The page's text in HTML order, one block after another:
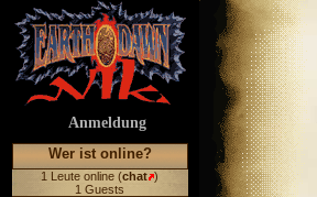
Anmeldung
Wer ist online?
1 Leute online (chat )
1 Guests